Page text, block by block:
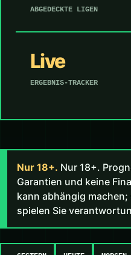
ABGEDECKTE LIGEN
Live
ERGEBNIS-TRACKER
Nur 18+. Nur 18+.
Garantien und keine
kann abhängig
spielen Sie